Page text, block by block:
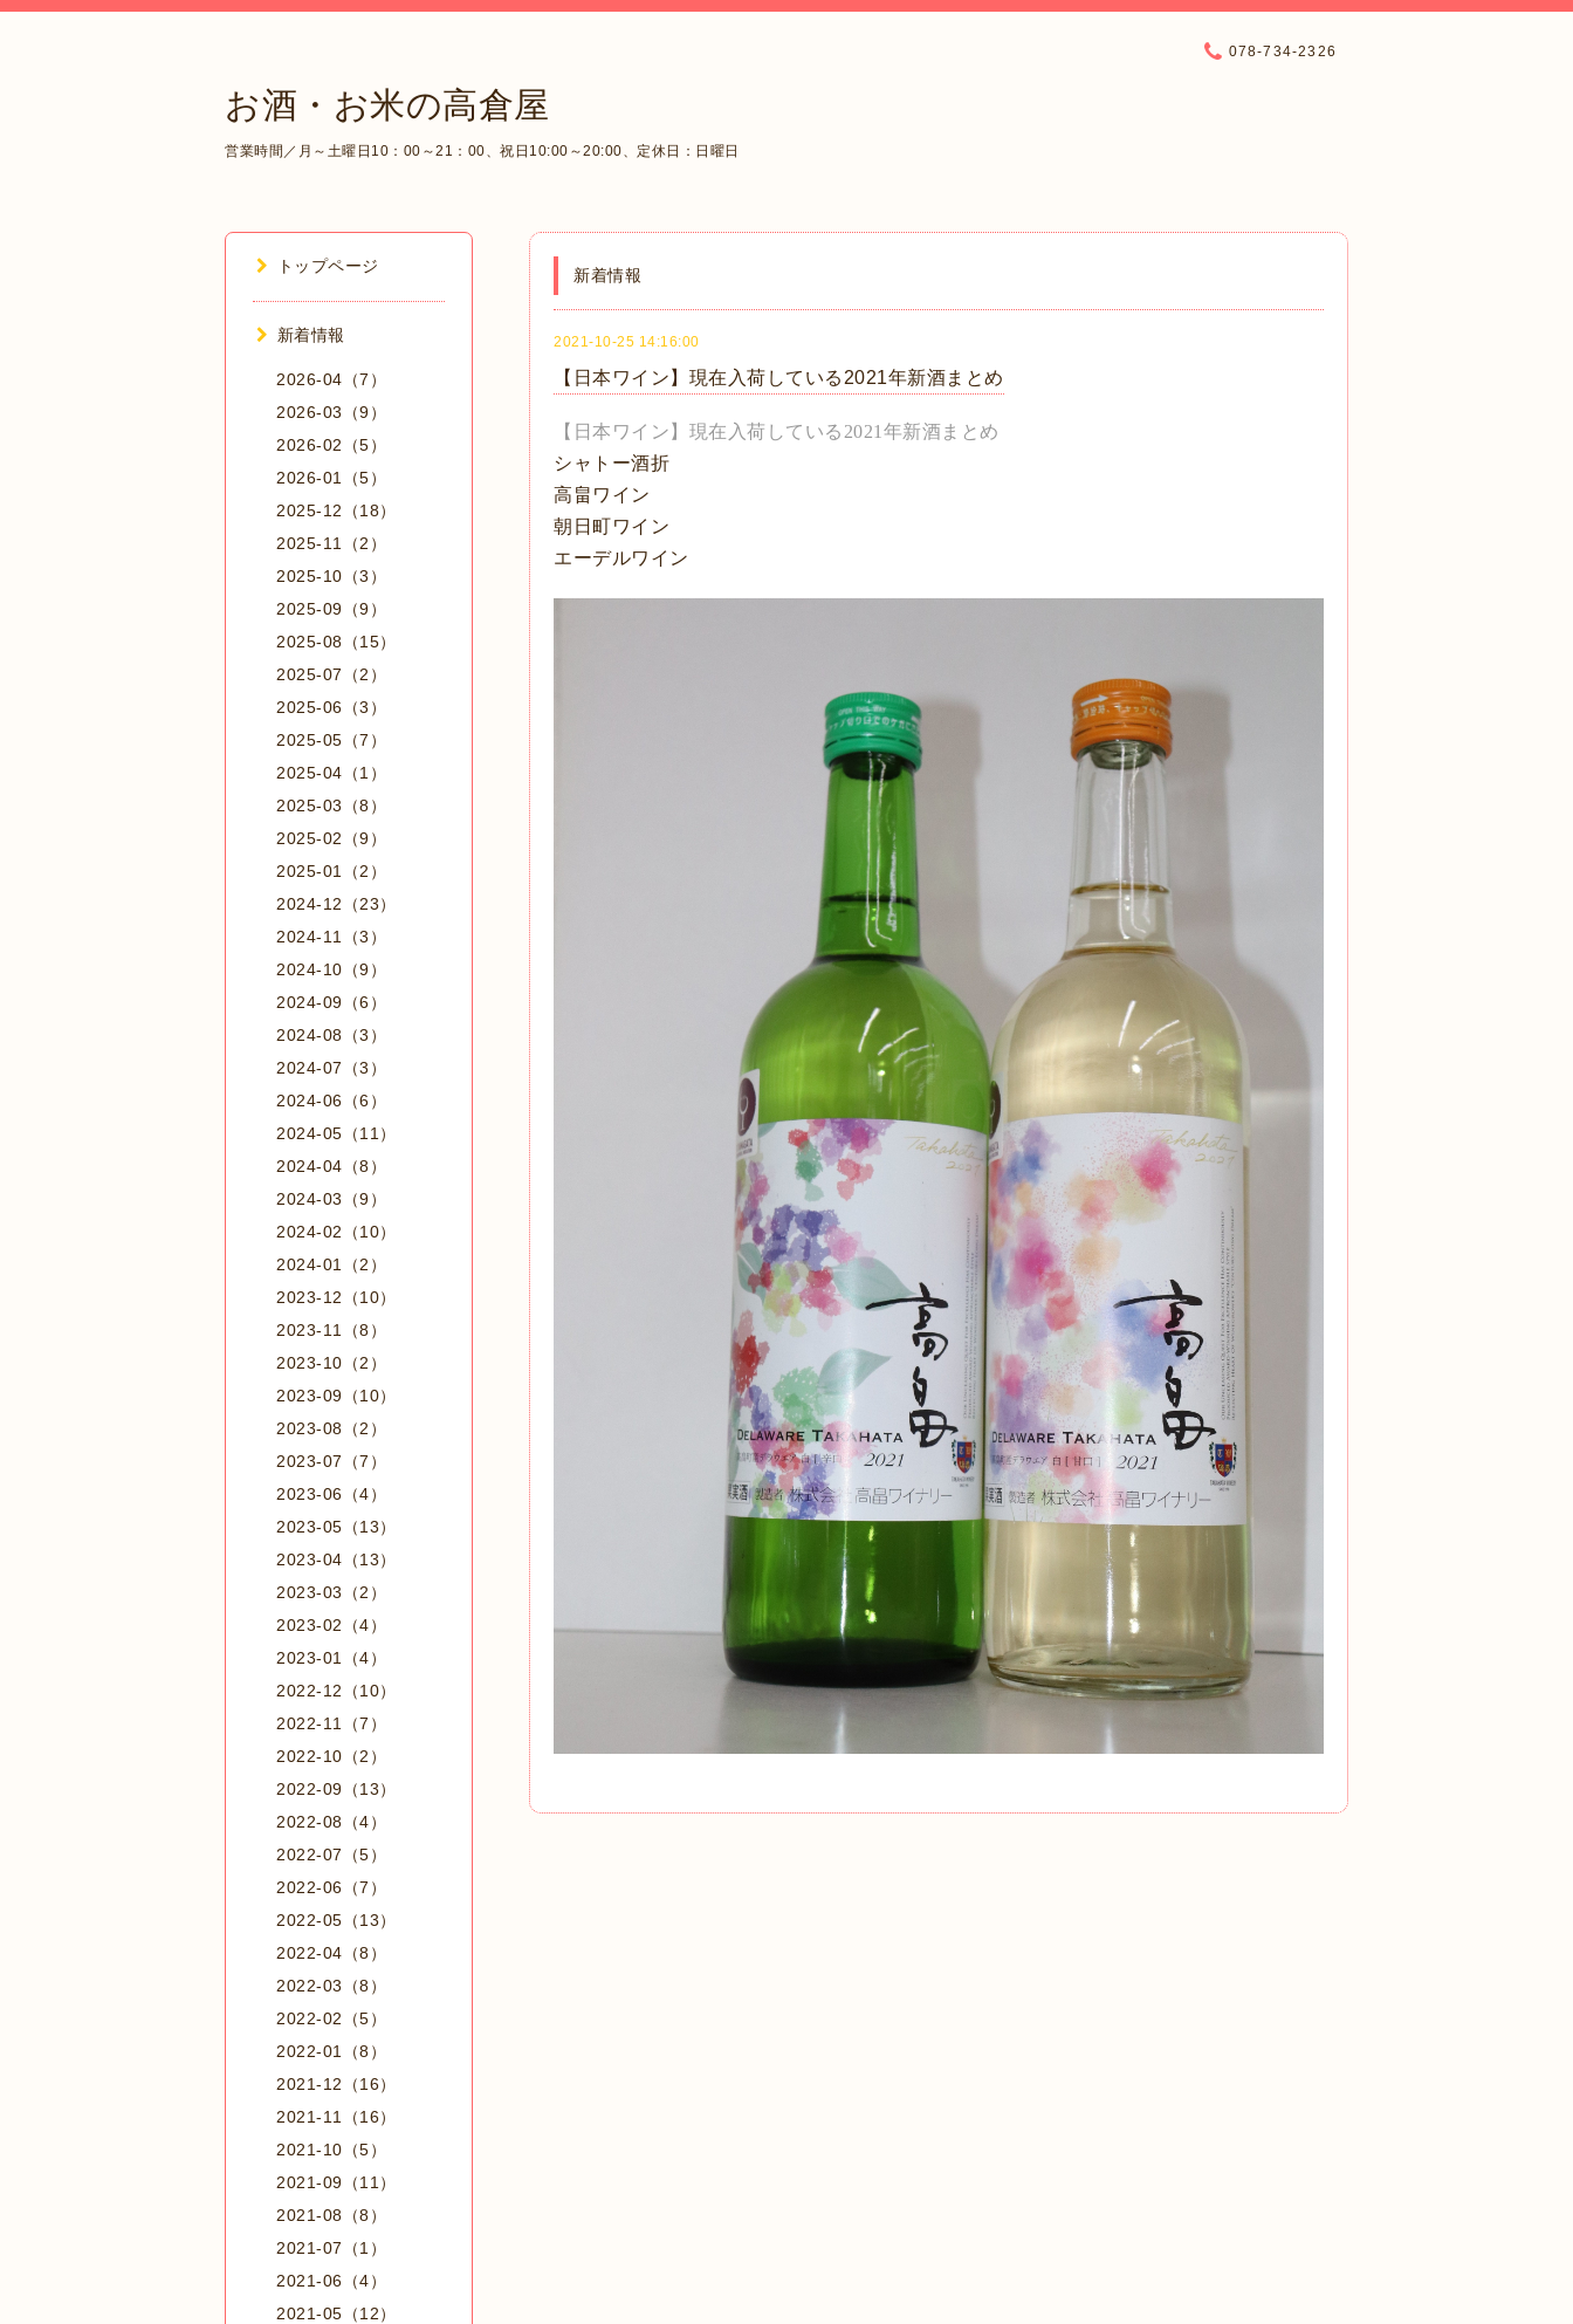
お酒・お米の高倉屋
営業時間／月～土曜日10：00～21：00、祝日10:00～20:00、定休日：日曜日
078-734-2326
新着情報
2021-10-25 14:16:00
【日本ワイン】現在入荷している2021年新酒まとめ
【日本ワイン】現在入荷している2021年新酒まとめ
シャトー酒折
高畠ワイン
朝日町ワイン
エーデルワイン
トップページ
新着情報
2026-04（7）
2026-03（9）
2026-02（5）
2026-01（5）
2025-12（18）
2025-11（2）
2025-10（3）
2025-09（9）
2025-08（15）
2025-07（2）
2025-06（3）
2025-05（7）
2025-04（1）
2025-03（8）
2025-02（9）
2025-01（2）
2024-12（23）
2024-11（3）
2024-10（9）
2024-09（6）
2024-08（3）
2024-07（3）
2024-06（6）
2024-05（11）
2024-04（8）
2024-03（9）
2024-02（10）
2024-01（2）
2023-12（10）
2023-11（8）
2023-10（2）
2023-09（10）
2023-08（2）
2023-07（7）
2023-06（4）
2023-05（13）
2023-04（13）
2023-03（2）
2023-02（4）
2023-01（4）
2022-12（10）
2022-11（7）
2022-10（2）
2022-09（13）
2022-08（4）
2022-07（5）
2022-06（7）
2022-05（13）
2022-04（8）
2022-03（8）
2022-02（5）
2022-01（8）
2021-12（16）
2021-11（16）
2021-10（5）
2021-09（11）
2021-08（8）
2021-07（1）
2021-06（4）
2021-05（12）